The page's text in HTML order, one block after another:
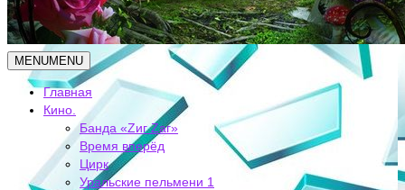
MENUMENU
Главная
Кино.
Банда «Zиг Zаг»
Время вперёд
Цирк
Уральские пельмени 1